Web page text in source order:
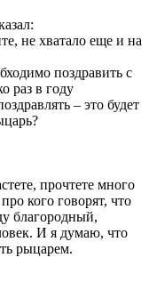
не хватало еще и на
поздравить с
раз в году
– это будет
прочтете много
кого говорят, что
благородный,
И я думаю, что
рыцарем.